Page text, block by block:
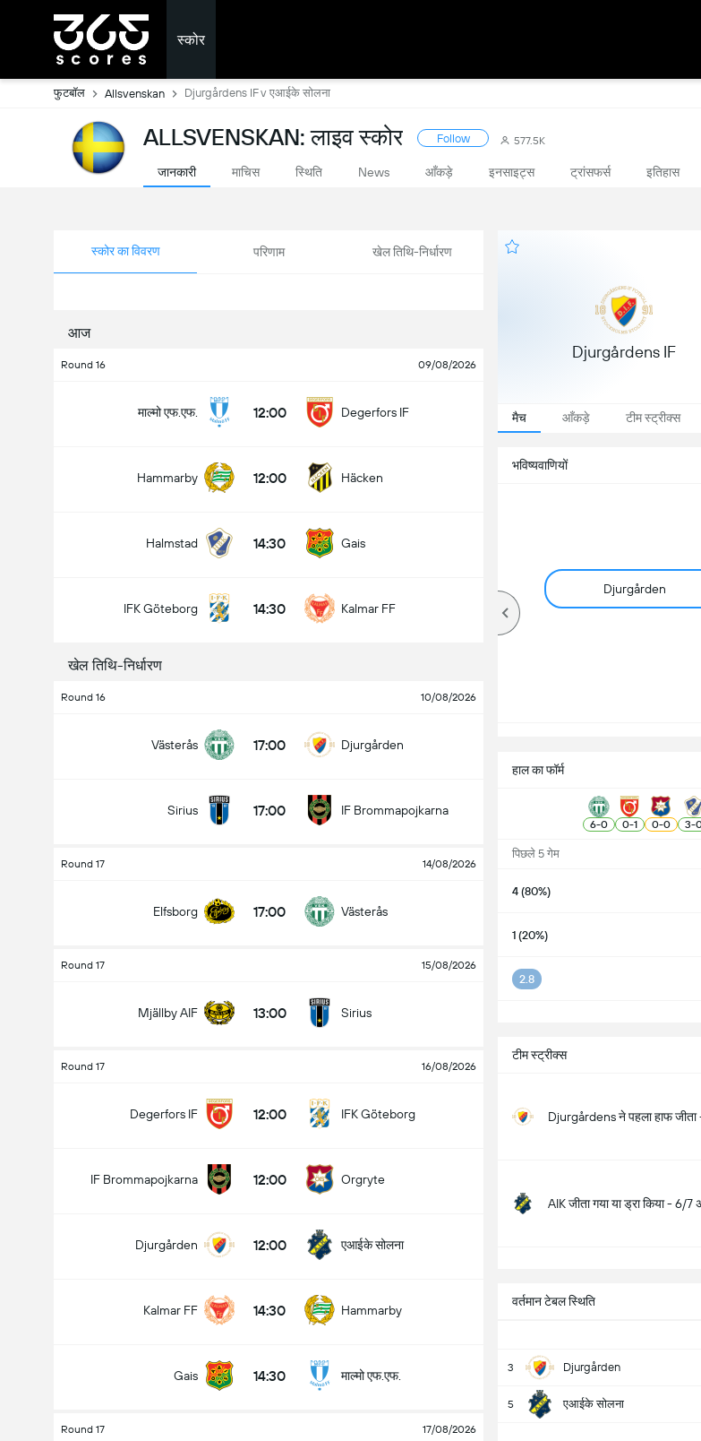
स्कोर
फुटबॉल Allsvenskan Djurgårdens IF v एआईके सोलना
ALLSVENSKAN: लाइव स्कोर Follow 577.5K
जानकारी माचिस स्थिति News आँकड़े इनसाइट्स ट्रांसफर्स इतिहास
स्कोर का विवरण परिणाम खेल तिथि-निर्धारण
आज
Round 16 09/08/2026
माल्मो एफ.एफ. 12:00 Degerfors IF
Hammarby 12:00 Häcken
Halmstad 14:30 Gais
IFK Göteborg 14:30 Kalmar FF
खेल तिथि-निर्धारण
Round 16 10/08/2026
Västerås 17:00 Djurgården
Sirius 17:00 IF Brommapojkarna
Round 17 14/08/2026
Elfsborg 17:00 Västerås
Round 17 15/08/2026
Mjällby AIF 13:00 Sirius
Round 17 16/08/2026
Degerfors IF 12:00 IFK Göteborg
IF Brommapojkarna 12:00 Orgryte
Djurgården 12:00 एआईके सोलना
Kalmar FF 14:30 Hammarby
Gais 14:30 माल्मो एफ.एफ.
Round 17 17/08/2026
Djurgårdens IF
मैच आँकड़े टीम स्ट्रीक्स
भविष्यवाणियों
Djurgården
हाल का फॉर्म
6-0 0-1 0-0 3-
पिछले 5 गेम
4 (80%)
1 (20%)
2.8
टीम स्ट्रीक्स
Djurgårdens ने पहला हाफ
AIK जीता गया या ड्रा किया - 6/7
वर्तमान टेबल स्थिति
3 Djurgården
5 एआईके सोलना